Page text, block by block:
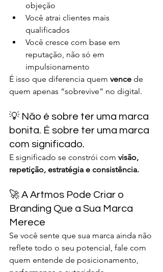
objeção
Você atrai clientes mais
qualificados
Você cresce com base em
reputação, não só em
impulsionamento
É isso que diferencia quem vence de
quem apenas “sobrevive” no digital.
💡 Não é sobre ter uma marca
bonita. É sobre ter uma marca
com significado.
E significado se constrói com visão,
repetição, estratégia e consistência.
🚀 A Artmos Pode Criar o
Branding Que a Sua Marca
Merece
Se você sente que sua marca ainda não
reflete todo o seu potencial, fale com
quem entende de posicionamento,